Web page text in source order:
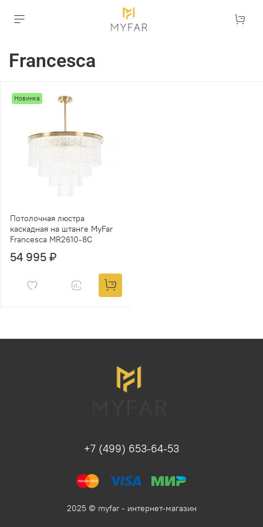
Francesca
Новинка
Потолочная люстра
каскадная на штанге MyFar
Francesca MR2610-8C
54 995 ₽
+7 (499) 653-64-53
2025 © myfar - интернет-магазин